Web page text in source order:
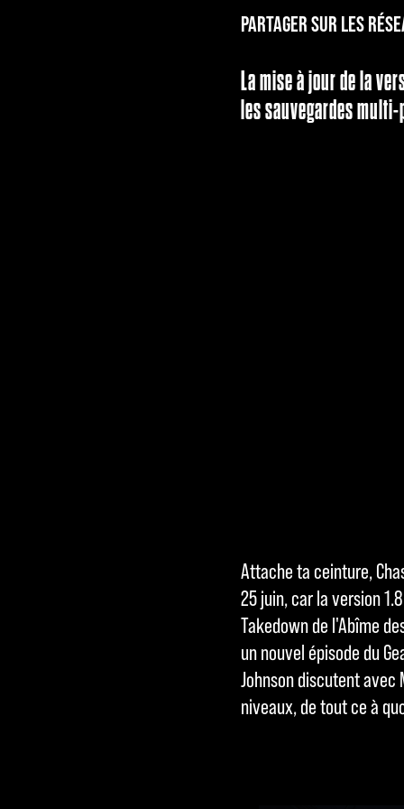
PARTAGER SUR LES
La mise à jour de la
les sauvegardes
A
c
c
e
Attache ta ceinture,
25 juin, car la version
Takedown de l'Abîme
un nouvel épisode du
Johnson discutent avec
niveaux, de tout ce à